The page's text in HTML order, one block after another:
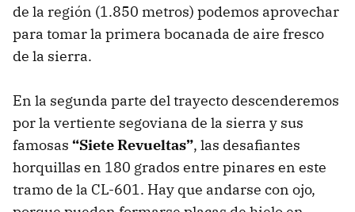
de la región (1.850 metros) podemos aprovechar
para tomar la primera bocanada de aire fresco
de la sierra.
En la segunda parte del trayecto descenderemos
por la vertiente segoviana de la sierra y sus
famosas “Siete Revueltas”, las desafiantes
horquillas en 180 grados entre pinares en este
tramo de la CL-601. Hay que andarse con ojo,